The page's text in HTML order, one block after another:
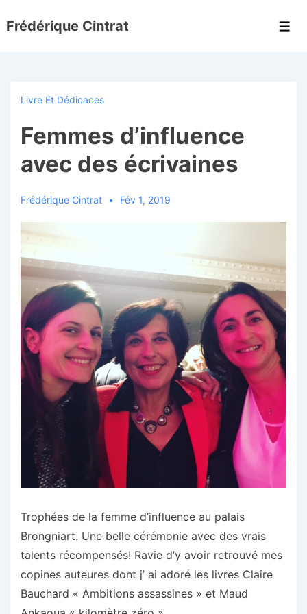
passer
Frédérique Cintrat
Livre Et Dédicaces
Femmes d’influence
avec des écrivaines
Frédérique Cintrat Fév 1, 2019
Trophées de la femme d’influence au palais
Brongniart. Une belle cérémonie avec des vrais
talents récompensés! Ravie d’y avoir retrouvé mes
copines auteures dont j’ ai adoré les livres Claire
Bauchard « Ambitions assassines » et Maud